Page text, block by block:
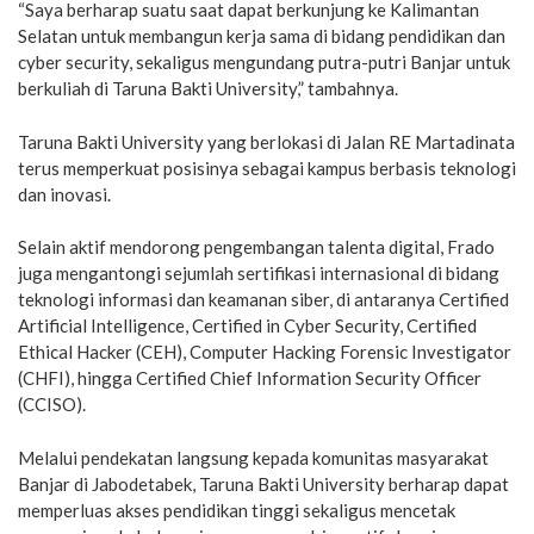
“Saya berharap suatu saat dapat berkunjung ke Kalimantan
Selatan untuk membangun kerja sama di bidang pendidikan dan
cyber security, sekaligus mengundang putra-putri Banjar untuk
berkuliah di Taruna Bakti University,” tambahnya.
Taruna Bakti University yang berlokasi di Jalan RE Martadinata
terus memperkuat posisinya sebagai kampus berbasis teknologi
dan inovasi.
Selain aktif mendorong pengembangan talenta digital, Frado
juga mengantongi sejumlah sertifikasi internasional di bidang
teknologi informasi dan keamanan siber, di antaranya Certified
Artificial Intelligence, Certified in Cyber Security, Certified
Ethical Hacker (CEH), Computer Hacking Forensic Investigator
(CHFI), hingga Certified Chief Information Security Officer
(CCISO).
Melalui pendekatan langsung kepada komunitas masyarakat
Banjar di Jabodetabek, Taruna Bakti University berharap dapat
memperluas akses pendidikan tinggi sekaligus mencetak